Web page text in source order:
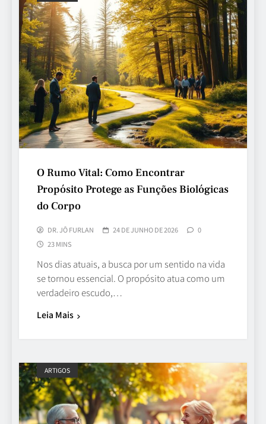
O Rumo Vital: Como Encontrar
Propósito Protege as Funções Biológicas
do Corpo
DR. JÔ FURLAN 24 DE JUNHO DE 2026
0
23 MINS
Nos dias atuais, a busca por um sentido na vida
se tornou essencial. O propósito atua como um
verdadeiro escudo,…
Leia Mais
ARTIGOS